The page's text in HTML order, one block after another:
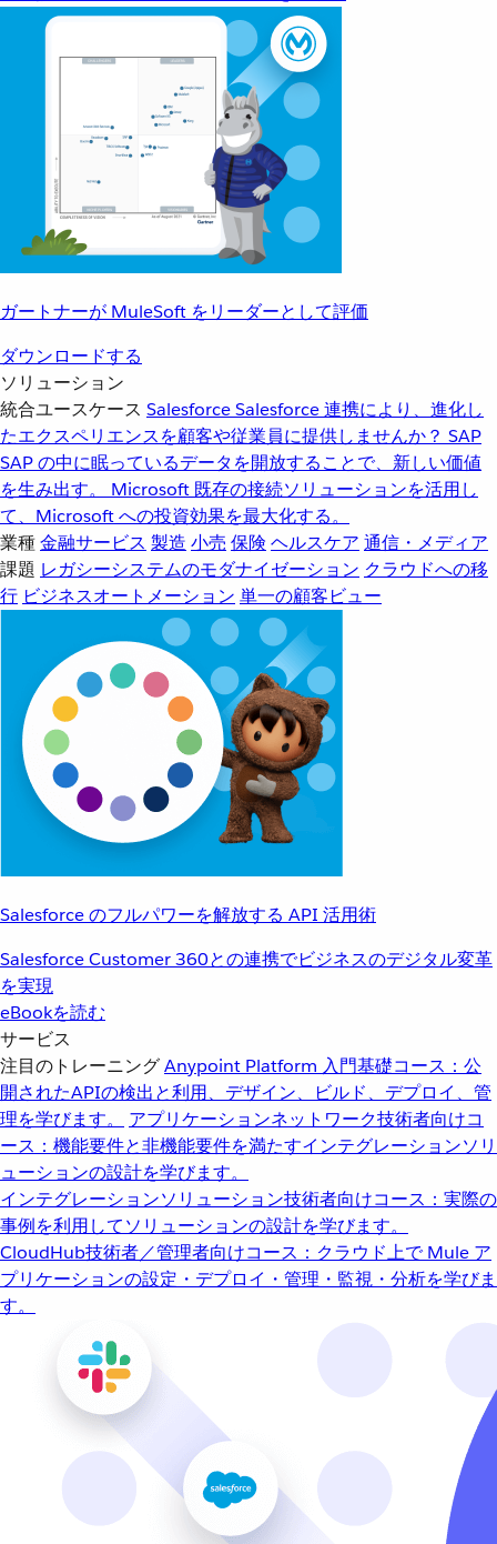
ガートナーが MuleSoft をリーダーとして評価
ダウンロードする
ソリューション
統合ユースケース SalesforceSalesforce 連携により、進化し
たエクスペリエンスを顧客や従業員に提供しませんか？ SAP
SAP の中に眠っているデータを開放することで、新しい価値
を生み出す。
Microsoft 既存の接続ソリューションを活用し
て、Microsoft への投資効果を最大化する。
業種金融サービス 製造 小売 保険 ヘルスケア 通信・メディア
課題 レガシーシステムのモダナイゼーション クラウドへの移
行 ビジネスオートメーション 単一の顧客ビュー
Salesforce のフルパワーを解放する API 活用術
Salesforce Customer 360との連携でビジネスのデジタル変革
を実現
eBookを読む
サービス
注目のトレーニングAnypoint Platform 入門基礎コース：公
開されたAPIの検出と利用、デザイン、ビルド、デプロイ、管
理を学びます。
アプリケーションネットワーク技術者向けコ
ース：機能要件と非機能要件を満たすインテグレーションソリ
ューションの設計を学びます。
インテグレーションソリューション技術者向けコース：実際の
事例を利用してソリューションの設計を学びます。
CloudHub技術者／管理者向けコース：クラウド上で Mule ア
プリケーションの設定・デプロイ・管理・監視・分析を学びま
す。